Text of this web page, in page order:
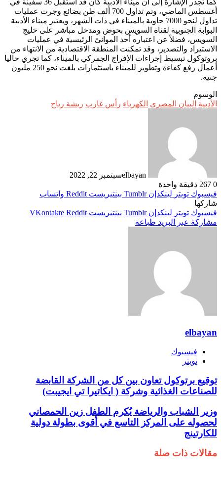
أغسطس الماضي، وتم تداول 700 ألف طن بضائع وجرت عمليات
تداول لنحو 7000 حاوية بالميناء في ذات الشهر، ويعتبر ميناء الأدبية
البوابة الجنوبية لقناة السويس بحوض ومدخل مباشر على خليج
السويس، فضلاً عن اعتباره أحد الموانئ الرئيسية في عمليات
الاستيراد والتصدير، وقد تمكنت المنطقة الاقتصادية من الانتهاء من
بروتوكول تبسيط إجراءات الإفراج الجمركي بالميناء، كما تجري حاليا
أعمال رفع كفاءة وتطوير للميناء باستثمارات بلغت نحو 250 مليون
جنيه.
الوسوم
الأدبية البيان المصرى الكهرباء رأس غارب ريشة رياح
elbayanسبتمبر 22, 2022
0
دقيقة واحدة
فيسبوك تويتر لينكدإن بينتيريست
واتساب
شاركها
فيسبوك تويتر لينكدإن بينتيريست
مشاركة عبر البريد طباعة
elbayan
فيسبوك
تويتر
توقيع برتوكول تعاون بين كل من الشركة القابضة
للصناعات الغذائية وشركة ( ايكاتيرا تي ايجيبت)
وزير الشباب والرياضة يُكرم الطفل زين الحمصاني
لحصوله على المركز التاسع في أقوى بطولة دولية
للكارتينج
مقالات ذات صلة